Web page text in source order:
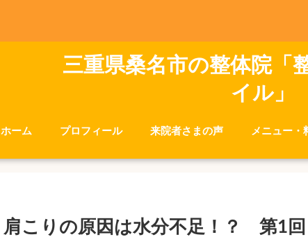
三重県桑名市の整体院「
イル」
ホーム プロフィール 来院者さまの声 メニュー・
肩こりの原因は水分不足！？ 第1回